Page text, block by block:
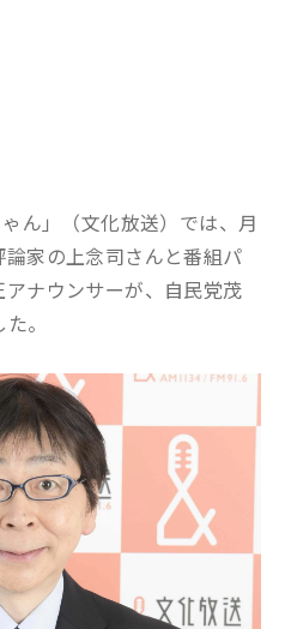
ん」（文化放送）では、月
家の上念司さんと番組パ
ナウンサーが、自民党茂
。